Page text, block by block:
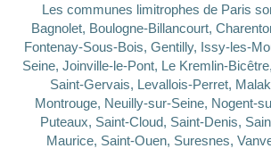
Les communes limitrophes de Paris
Bagnolet, Boulogne-Billancourt,
Fontenay-Sous-Bois, Gentilly, Issy-les-
Seine, Joinville-le-Pont, Le Kremlin-
Saint-Gervais, Levallois-Perret,
Montrouge, Neuilly-sur-Seine, Nogent-
Puteaux, Saint-Cloud, Saint-Denis,
Maurice, Saint-Ouen, Suresnes,